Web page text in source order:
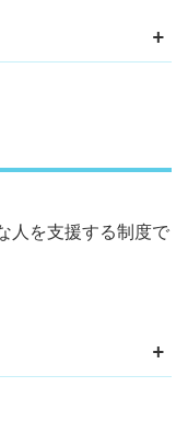
+
人を支援する制度で
+